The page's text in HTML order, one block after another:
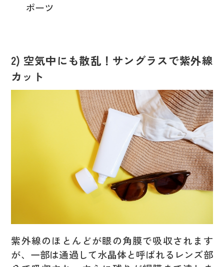
ポーツ
2) 空気中にも散乱！サングラスで紫外線
カット
紫外線のほとんどが眼の角膜で吸収されます
が、一部は通過して水晶体と呼ばれるレンズ部